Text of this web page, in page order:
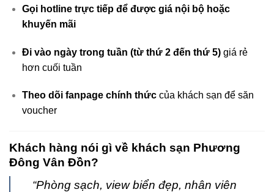
Gọi hotline trực tiếp để được giá nội bộ hoặc
khuyến mãi
Đi vào ngày trong tuần (từ thứ 2 đến thứ 5)giá rẻ
hơn cuối tuần
Theo dõi fanpage chính thứccủa khách sạn để săn
voucher
Khách hàng nói gì về khách sạn Phương
Đông Vân Đồn?
“Phòng sạch, view biển đẹp, nhân viên